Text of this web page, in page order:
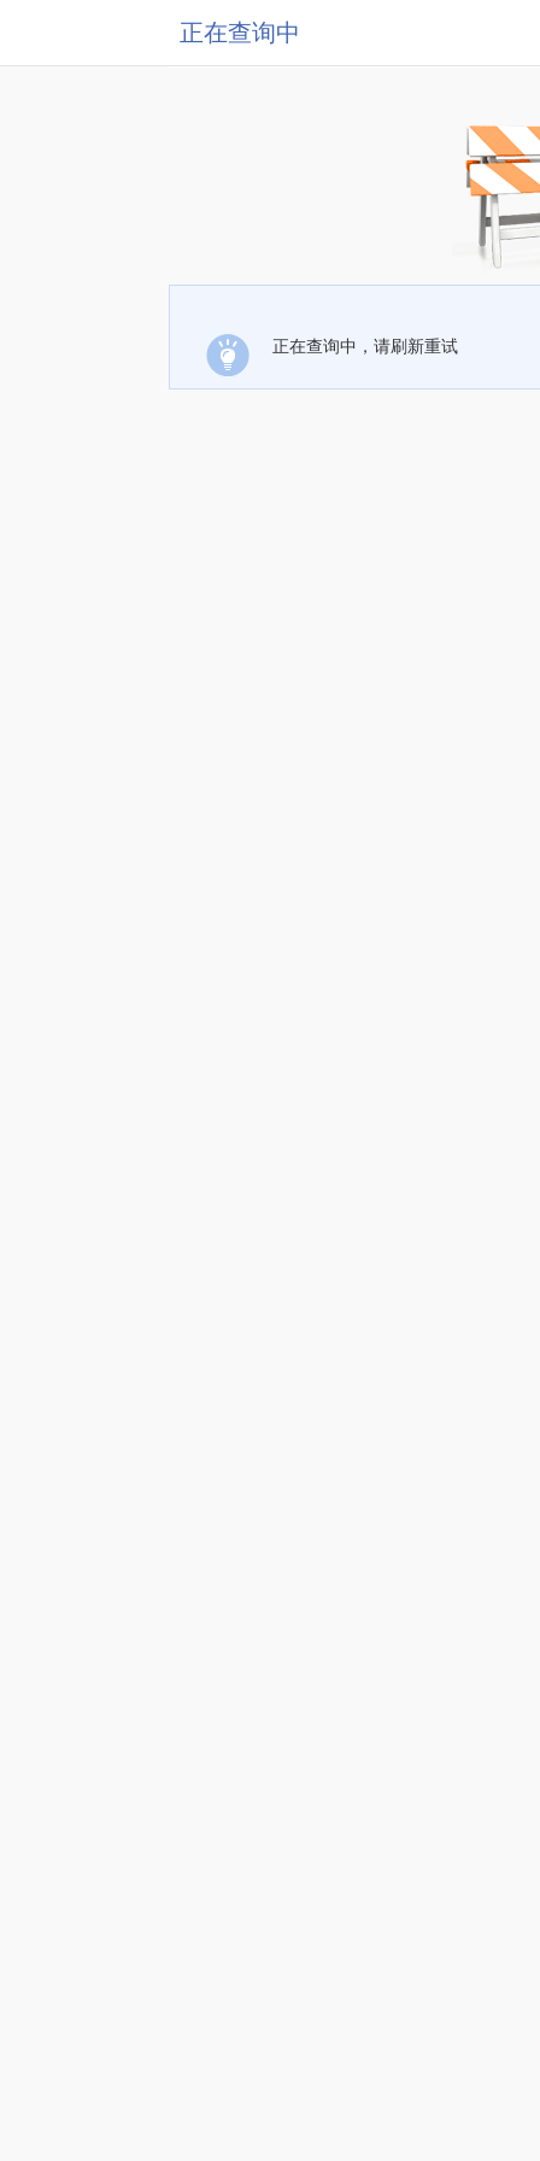
正在查询中
正在查询中，请刷新重试